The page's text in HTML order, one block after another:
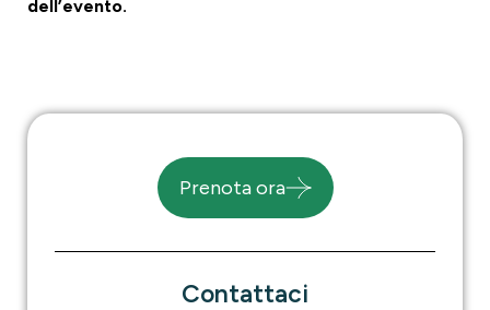
dell’evento.
Prenota ora
Contattaci